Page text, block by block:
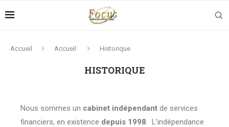
Accueil Accueil Historique
HISTORIQUE
Nous sommes un cabinet indépendant de services
financiers, en existence depuis 1998. L’indépendance